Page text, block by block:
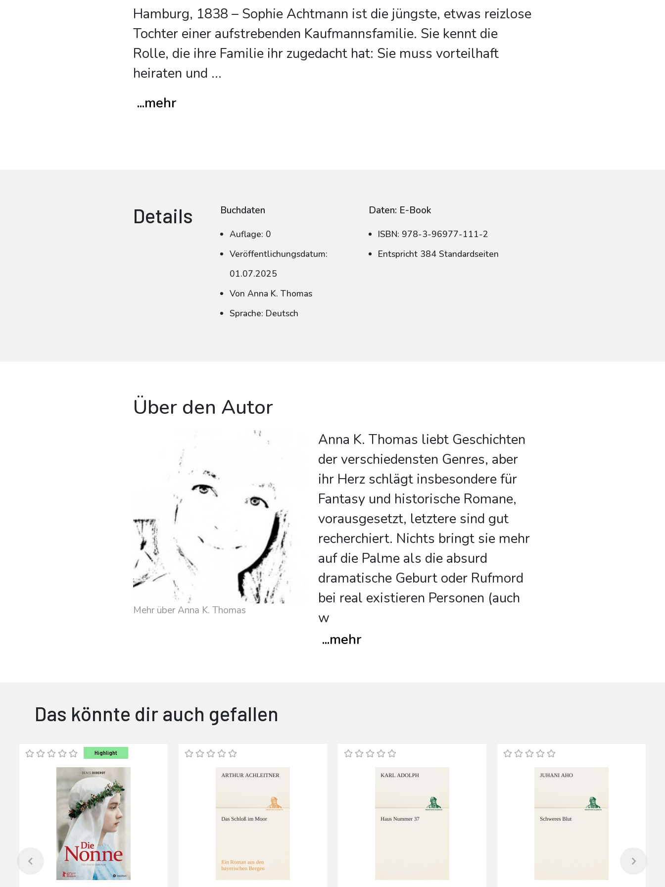
Hamburg, 1838 – Sophie Achtmann ist die jüngste, etwas reizlose
Tochter einer aufstrebenden Kaufmannsfamilie. Sie kennt die
Rolle, die ihre Familie ihr zugedacht hat: Sie muss vorteilhaft
heiraten und ...
...mehr
Details Buchdaten
Auflage: 0
Veröffentlichungsdatum:
01.07.2025
Von Anna K. Thomas
Sprache: Deutsch
Daten: E-Book
ISBN: 978-3-96977-111-2
Entspricht 384 Standardseiten
Über den Autor
Mehr über Anna K. Thomas
Anna K. Thomas liebt Geschichten
der verschiedensten Genres, aber
ihr Herz schlägt insbesondere für
Fantasy und historische Romane,
vorausgesetzt, letztere sind gut
recherchiert. Nichts bringt sie mehr
auf die Palme als die absurd
dramatische Geburt oder Rufmord
bei real existieren Personen (auch
w
...mehr
Das könnte dir auch gefallen
Highlight